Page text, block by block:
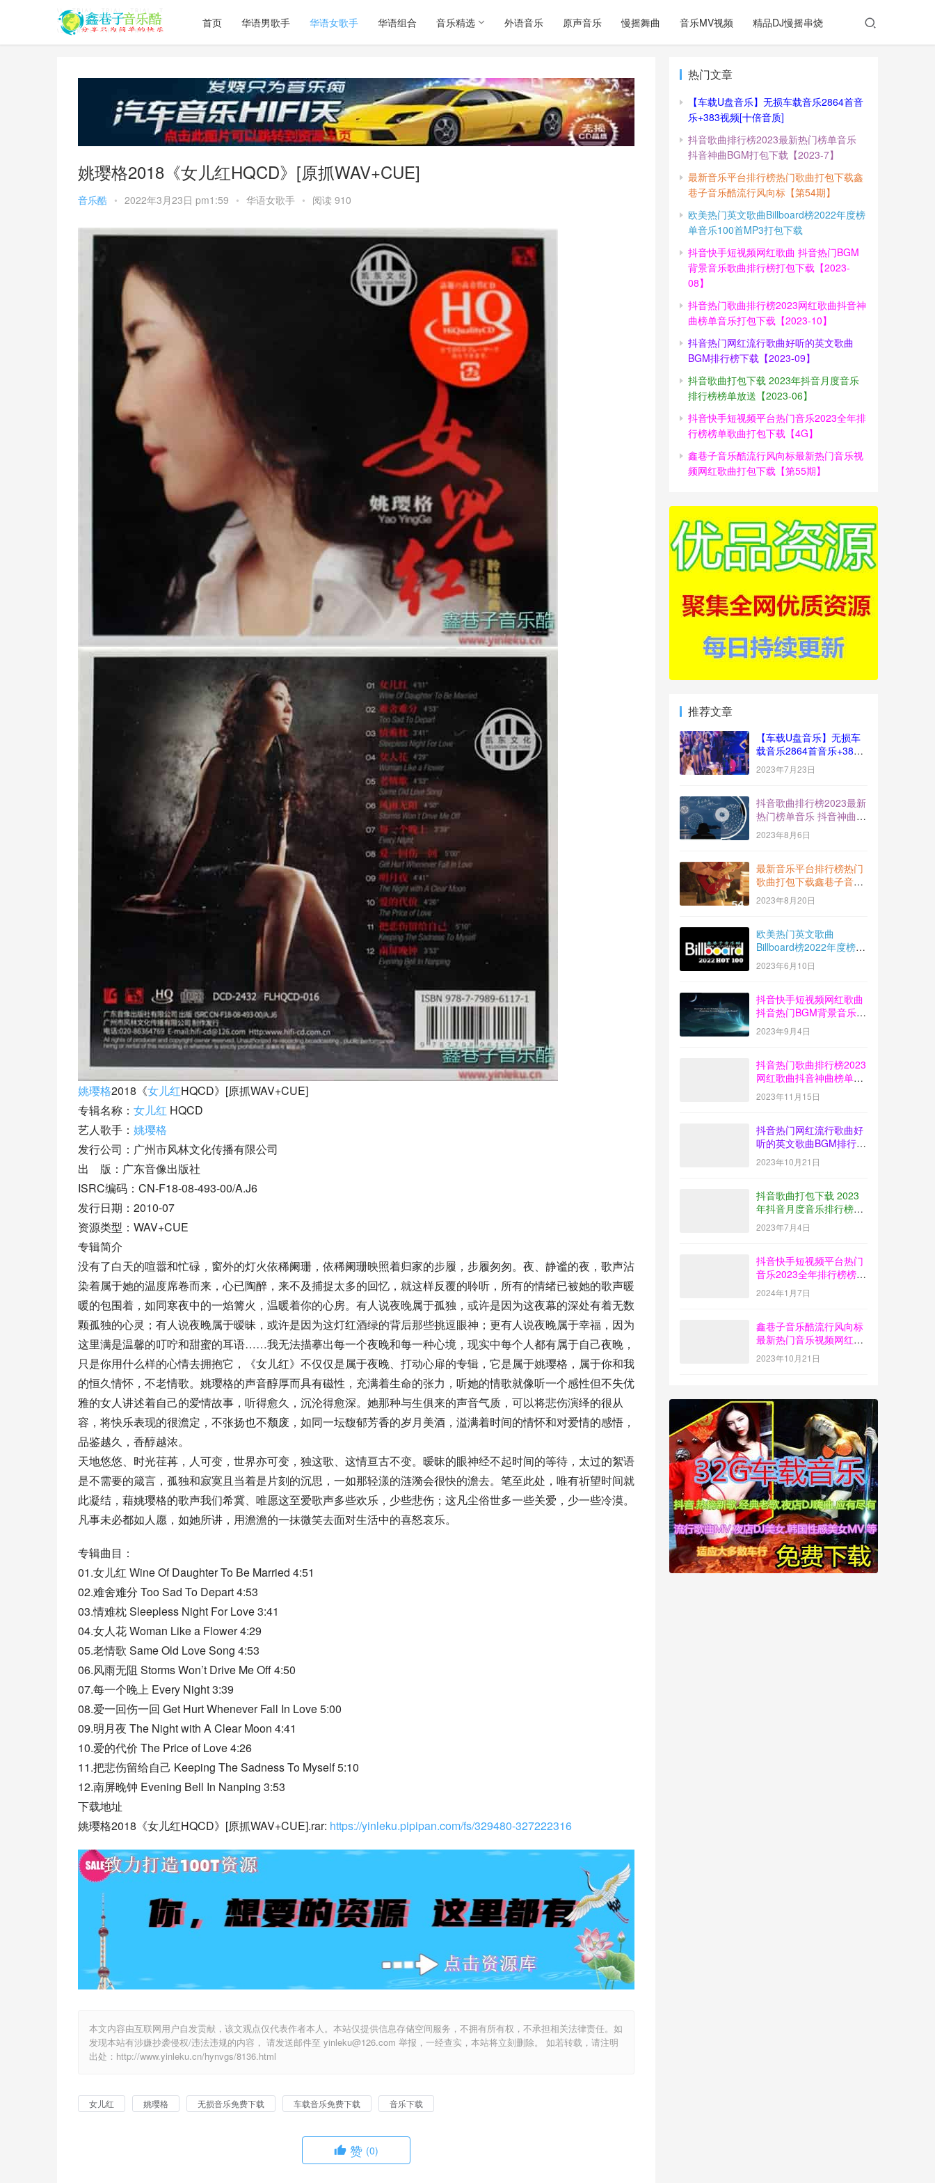
首页 华语男歌手 华语女歌手 华语组合 音乐精选 外语音乐 原声音乐 慢摇舞曲 音乐MV视频 精品DJ慢摇串烧
姚璎格2018《女儿红HQCD》[原抓WAV+CUE]
音乐酷 • 2022年3月23日 pm1:59 • 华语女歌手 • 阅读 910
姚璎格2018《女儿红HQCD》[原抓WAV+CUE]
专辑名称： 女儿红 HQCD
艺人歌手： 姚璎格
发行公司：广州市风林文化传播有限公司
出    版：广东音像出版社
ISRC编码：CN-F18-08-493-00/A.J6
发行日期：2010-07
资源类型：WAV+CUE
专辑简介
没有了白天的喧嚣和忙碌，窗外的灯火依稀阑珊，依稀阑珊映照着归家的步履，步履匆匆。夜、静谧的夜，歌声沾
染着属于她的温度席卷而来，心已陶醉，来不及捕捉太多的回忆，就这样反覆的聆听，所有的情绪已被她的歌声暖
暖的包围着，如同寒夜中的一焰篝火，温暖着你的心房。有人说夜晚属于孤独，或许是因为这夜幕的深处有着无数
颗孤独的心灵；有人说夜晚属于暧昧，或许是因为这灯红酒绿的背后那些挑逗眼神；更有人说夜晚属于幸福，因为
这里满是温馨的叮咛和甜蜜的耳语……我无法描摹出每一个夜晚和每一种心境，现实中每个人都有属于自己夜晚，
只是你用什么样的心情去拥抱它，《女儿红》不仅仅是属于夜晚、打动心扉的专辑，它是属于姚璎格，属于你和我
的恒久情怀，不老情歌。姚璎格的声音醇厚而具有磁性，充满着生命的张力，听她的情歌就像听一个感性但不失优
雅的女人讲述着自己的爱情故事，听得愈久，沉沦得愈深。她那种与生俱来的声音气质，可以将悲伤演绎的很从
容，将快乐表现的很澹定，不张扬也不颓废，如同一坛馥郁芳香的岁月美酒，溢满着时间的情怀和对爱情的感悟，
品鉴越久，香醇越浓。
天地悠悠、时光荏苒，人可变，世界亦可变，独这歌、这情亘古不变。暧昧的眼神经不起时间的等待，太过的絮语
是不需要的箴言，孤独和寂寞且当着是片刻的沉思，一如那轻漾的涟漪会很快的澹去。笔至此处，唯有祈望时间就
此凝结，藉姚璎格的歌声我们希冀、唯愿这至爱歌声多些欢乐，少些悲伤；这凡尘俗世多一些关爱，少一些冷漠。
凡事未必都如人愿，如她所讲，用澹澹的一抹微笑去面对生活中的喜怒哀乐。
专辑曲目：
01.女儿红 Wine Of Daughter To Be Married 4:51
02.难舍难分 Too Sad To Depart 4:53
03.情难枕 Sleepless Night For Love 3:41
04.女人花 Woman Like a Flower 4:29
05.老情歌 Same Old Love Song 4:53
06.风雨无阻 Storms Won’t Drive Me Off 4:50
07.每一个晚上 Every Night 3:39
08.爱一回伤一回 Get Hurt Whenever Fall In Love 5:00
09.明月夜 The Night with A Clear Moon 4:41
10.爱的代价 The Price of Love 4:26
11.把悲伤留给自己 Keeping The Sadness To Myself 5:10
12.南屏晚钟 Evening Bell In Nanping 3:53
下载地址
姚璎格2018《女儿红HQCD》[原抓WAV+CUE].rar: https://yinleku.pipipan.com/fs/329480-327222316
本文内容由互联网用户自发贡献，该文观点仅代表作者本人。本站仅提供信息存储空间服务，不拥有所有权，不承担相关法律责任。如
发现本站有涉嫌抄袭侵权/违法违规的内容， 请发送邮件至 yinleku@126.com 举报，一经查实，本站将立刻删除。 如若转载，请注明
出处：http://www.yinleku.cn/hynvgs/8136.html
女儿红 姚璎格 无损音乐免费下载 车载音乐免费下载 音乐下载
赞 (0)
热门文章
【车载U盘音乐】无损车载音乐2864首音
乐+383视频[十倍音质]
抖音歌曲排行榜2023最新热门榜单音乐
抖音神曲BGM打包下载【2023-7】
最新音乐平台排行榜热门歌曲打包下载鑫
巷子音乐酷流行风向标【第54期】
欧美热门英文歌曲Billboard榜2022年度榜
单音乐100首MP3打包下载
抖音快手短视频网红歌曲 抖音热门BGM
背景音乐歌曲排行榜打包下载【2023-
08】
抖音热门歌曲排行榜2023网红歌曲抖音神
曲榜单音乐打包下载【2023-10】
抖音热门网红流行歌曲好听的英文歌曲
BGM排行榜下载【2023-09】
抖音歌曲打包下载 2023年抖音月度音乐
排行榜榜单放送【2023-06】
抖音快手短视频平台热门音乐2023全年排
行榜榜单歌曲打包下载【4G】
鑫巷子音乐酷流行风向标最新热门音乐视
频网红歌曲打包下载【第55期】
推荐文章
【车载U盘音乐】无损车
载音乐2864首音乐+383
视频[十倍音质]
2023年7月23日
抖音歌曲排行榜2023最新
热门榜单音乐 抖音神曲
BGM打包下载【2023-
7】
2023年8月6日
最新音乐平台排行榜热门
歌曲打包下载鑫巷子音乐
酷流行风向标【第54期】
2023年8月20日
欧美热门英文歌曲
Billboard榜2022年度榜单
音乐100首MP3打包下载
2023年6月10日
抖音快手短视频网红歌曲
抖音热门BGM背景音乐歌
曲排行榜打包下载
【2023-08】
2023年9月4日
抖音热门歌曲排行榜2023
网红歌曲抖音神曲榜单音
乐打包下载【2023-10】
2023年11月15日
抖音热门网红流行歌曲好
听的英文歌曲BGM排行榜
下载【2023-09】
2023年10月21日
抖音歌曲打包下载 2023
年抖音月度音乐排行榜榜
单放送【2023-06】
2023年7月4日
抖音快手短视频平台热门
音乐2023全年排行榜榜单
歌曲打包下载【4G】
2024年1月7日
鑫巷子音乐酷流行风向标
最新热门音乐视频网红歌
曲打包下载【第55期】
2023年10月21日